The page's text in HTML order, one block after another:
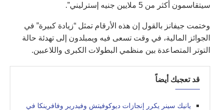
سيتقاسمون أكثر من 5 ملايين جنيه إسترليني”.
وختمت جيفانز بالقول إن هذه الأرقام تمثل “زيادة كبيرة” في
الجوائز المالية، في وقت تسعى فيه ويمبلدون إلى تهدئة حالة
التوتر المتصاعدة بين منظمي البطولات الكبرى واللاعبين.
قد تعجبك أيضاً
يانيك سينر يكرر إنجازات ديوكوفيتش وفيدرير وفافرينكا في